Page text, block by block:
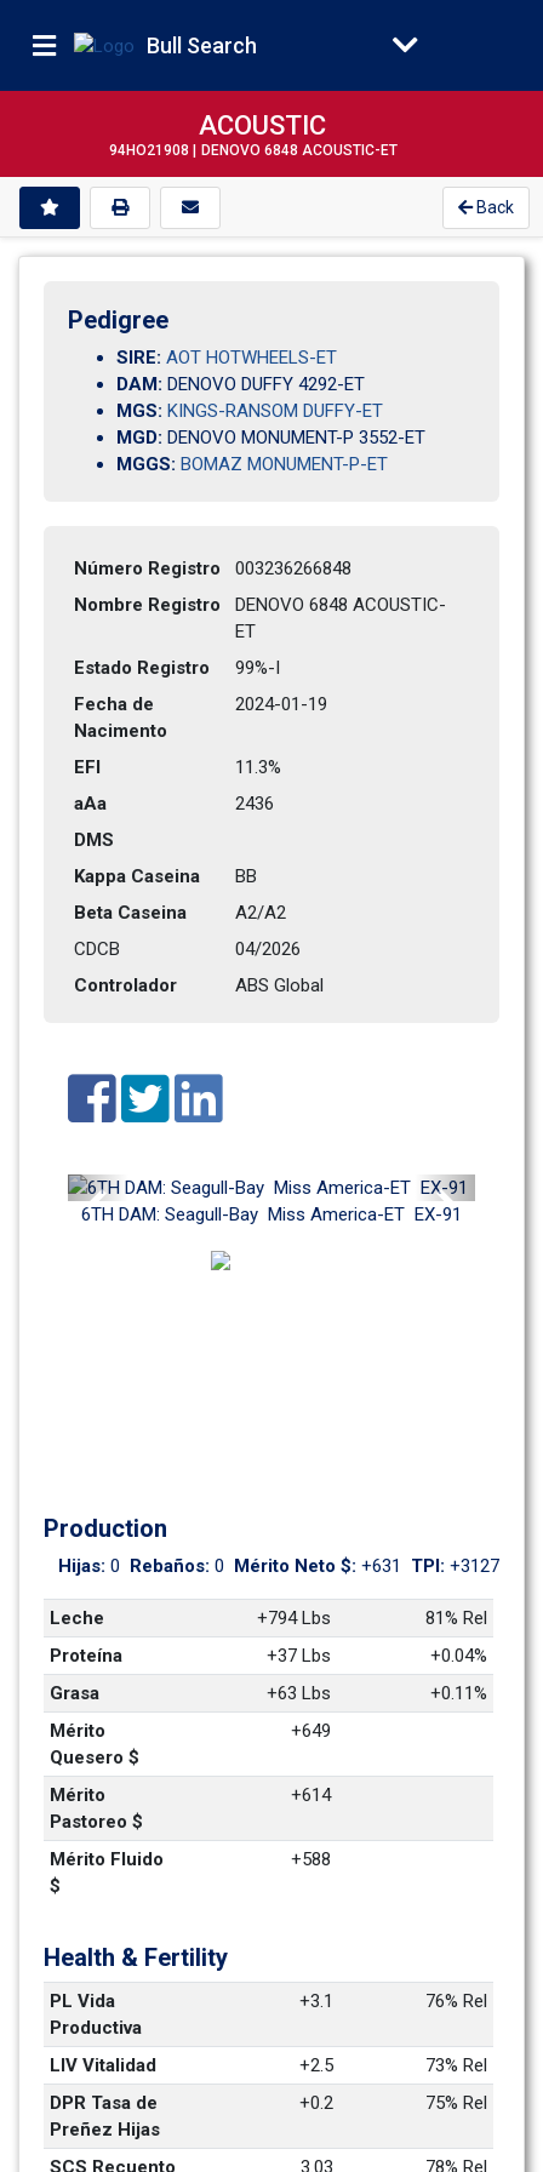
Bull Search
ACOUSTIC
94HO21908 | DENOVO 6848 ACOUSTIC-ET
Back
Pedigree
SIRE: AOT HOTWHEELS-ET
DAM: DENOVO DUFFY 4292-ET
MGS: KINGS-RANSOM DUFFY-ET
MGD: DENOVO MONUMENT-P 3552-ET
MGGS: BOMAZ MONUMENT-P-ET
Número Registro
003236266848
Nombre Registro
DENOVO 6848 ACOUSTIC-
ET
Estado Registro
99%-I
Fecha de
Nacimento
2024-01-19
EFI
11.3%
aAa
2436
DMS
Kappa Caseina
BB
Beta Caseina
A2/A2
CDCB
04/2026
Controlador
ABS Global
6TH DAM: Seagull-Bay  Miss America-ET  EX-91
Previous Next
Production
Hijas: 0 Rebaños: 0 Mérito Neto $: +631 TPI: +3127
Leche +794 Lbs
81% Rel
Proteína
+37 Lbs
+0.04%
Grasa
+63 Lbs
+0.11%
Mérito
Quesero $
+649
Mérito
Pastoreo $
+614
Mérito Fluido
$
+588
Health & Fertility
PL Vida
Productiva
+3.1 76% Rel
LIV Vitalidad +2.5
73% Rel
DPR Tasa de
Preñez Hijas
+0.2 75% Rel
SCS Recuento 3.03 78% Rel